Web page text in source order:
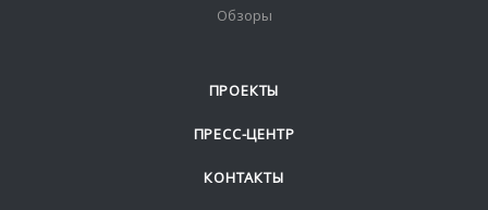
Обзоры
ПРОЕКТЫ
ПРЕСС-ЦЕНТР
КОНТАКТЫ